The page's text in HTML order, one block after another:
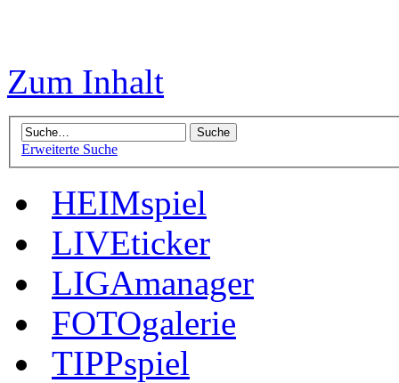
Zum Inhalt
Erweiterte Suche
HEIMspiel
LIVEticker
LIGAmanager
FOTOgalerie
TIPPspiel